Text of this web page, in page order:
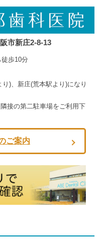
市新庄2-8-13
歩10分
)、新庄(荒本駅より)になり
接の第二駐車場をご利用下
ご案内